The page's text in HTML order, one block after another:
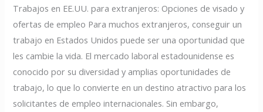
Trabajos en EE.UU. para extranjeros: Opciones de visado y
ofertas de empleo Para muchos extranjeros, conseguir un
trabajo en Estados Unidos puede ser una oportunidad que
les cambie la vida. El mercado laboral estadounidense es
conocido por su diversidad y amplias oportunidades de
trabajo, lo que lo convierte en un destino atractivo para los
solicitantes de empleo internacionales. Sin embargo,